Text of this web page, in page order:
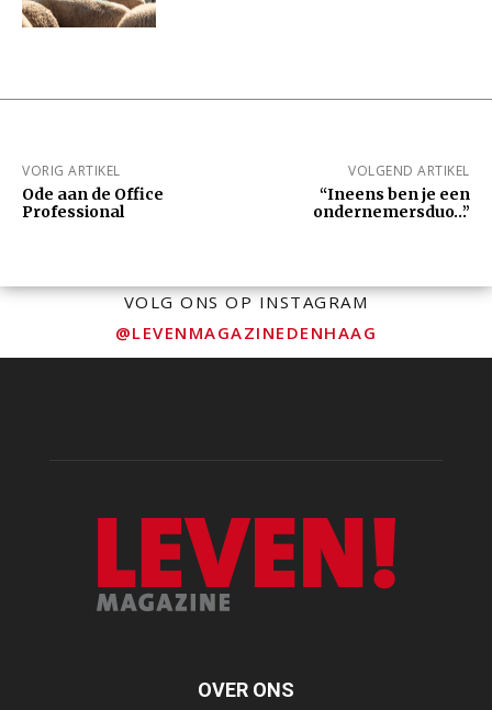
VORIG ARTIKEL
Ode aan de Office
Professional
VOLGEND ARTIKEL
“Ineens ben je een
ondernemersduo…”
VOLG ONS OP INSTAGRAM
@LEVENMAGAZINEDENHAAG
OVER ONS